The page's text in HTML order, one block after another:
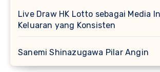
Live Draw HK Lotto sebagai Media
Keluaran yang Konsisten
Sanemi Shinazugawa Pilar Angin